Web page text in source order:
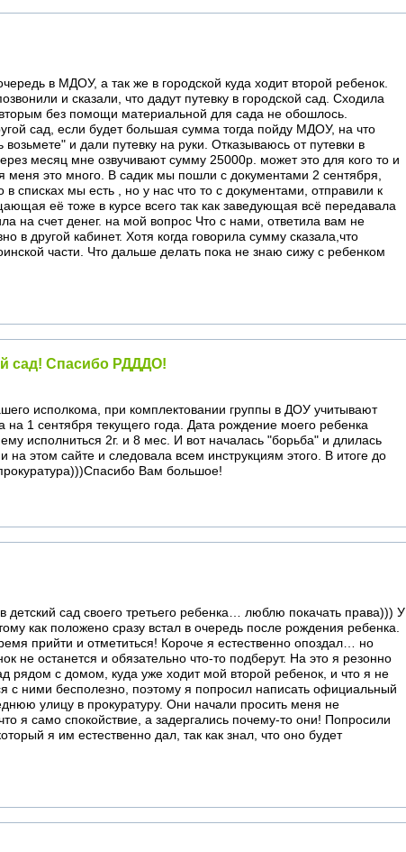
в МДОУ, а так же в городской куда ходит второй ребенок.
и сказали, что дадут путевку в городской сад. Сходила
вторым без помощи материальной для сада не обошлось.
сад, если будет большая сумма тогда пойду МДОУ, на что
и дали путевку на руки. Отказываюсь от путевки в
месяц мне озвучивают сумму 25000р. может это для кого то и
это много. В садик мы пошли с документами 2 сентября,
списках мы есть , но у нас что то с документами, отправили к
её тоже в курсе всего так как заведующая всё передавала
на счет денег. на мой вопрос Что с нами, ответила вам не
в другой кабинет. Хотя когда говорила сумму сказала,что
части. Что дальше делать пока не знаю сижу с ребенком
сад! Спасибо РДДДО!
исполкома, при комплектовании группы в ДОУ учитывают
на 1 сентября текущего года. Дата рождение моего ребенка
исполниться 2г. и 8 мес. И вот началась "борьба" и длилась
этом сайте и следовала всем инструкциям этого. В итоге до
Вам большое!
детский сад своего третьего ребенка… люблю покачать права))) У
как положено сразу встал в очередь после рождения ребенка.
прийти и отметиться! Короче я естественно опоздал… но
не останется и обязательно что-то подберут. На это я резонно
рядом с домом, куда уже ходит мой второй ребенок, и что я не
с ними бесполезно, поэтому я попросил написать официальный
улицу в прокуратуру. Они начали просить меня не
я само спокойствие, а задергались почему-то они! Попросили
я им естественно дал, так как знал, что оно будет